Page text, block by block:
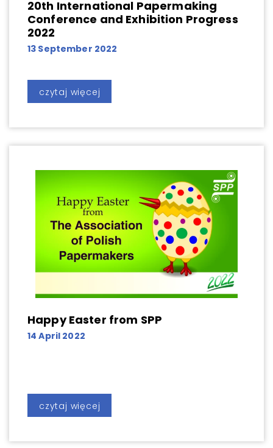
20th International Papermaking
Conference and Exhibition Progress
2022
13 September 2022
czytaj więcej
Happy Easter from SPP
14 April 2022
czytaj więcej